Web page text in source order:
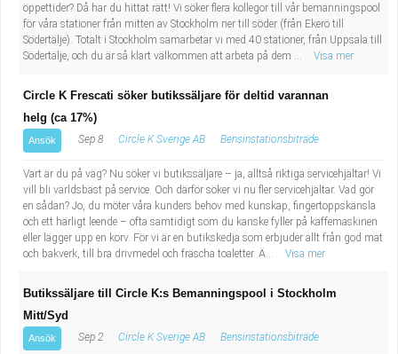
öppettider? Då har du hittat rätt! Vi söker flera kollegor till vår bemanningspool
för våra stationer från mitten av Stockholm ner till söder (från Ekerö till
Södertälje). Totalt i Stockholm samarbetar vi med 40 stationer, från Uppsala till
Södertälje, och du är så klart välkommen att arbeta på dem ...
Visa mer
Circle K Frescati söker butikssäljare för deltid varannan
helg (ca 17%)
Ansök Sep 8 Circle K Sverige AB Bensinstationsbiträde
Vart är du på väg? Nu söker vi butikssäljare – ja, alltså riktiga servicehjältar! Vi
vill bli världsbäst på service. Och därför söker vi nu fler servicehjältar. Vad gör
en sådan? Jo, du möter våra kunders behov med kunskap, fingertoppskänsla
och ett härligt leende – ofta samtidigt som du kanske fyller på kaffemaskinen
eller lägger upp en korv. För vi är en butikskedja som erbjuder allt från god mat
och bakverk, till bra drivmedel och fräscha toaletter. Ä...
Visa mer
Butikssäljare till Circle K:s Bemanningspool i Stockholm
Mitt/Syd
Ansök Sep 2 Circle K Sverige AB Bensinstationsbiträde